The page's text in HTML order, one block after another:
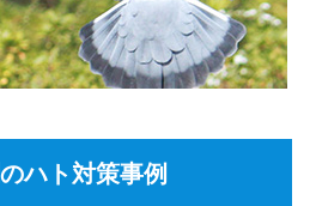
ハト対策事例